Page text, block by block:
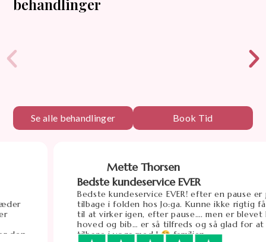
behandlinger
Se alle behandlinger Book Tid
EVER! efter en pause er jeg
hos Jo:ga. Kunne ikke rigtig få min app
efter pause…. men er blevet hjulpet i
er så tilfreds og så glad for at være
med J
familien
At
stor